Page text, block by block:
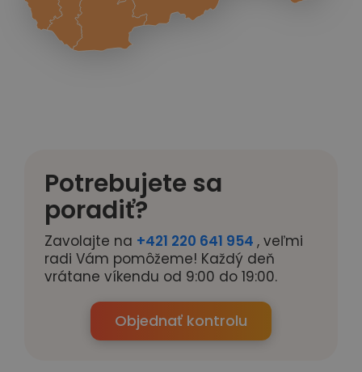
Potrebujete sa
poradiť?
Zavolajte na +421 220 641 954 , veľmi
radi Vám pomôžeme! Každý deň
vrátane víkendu od 9:00 do 19:00.
Objednať kontrolu